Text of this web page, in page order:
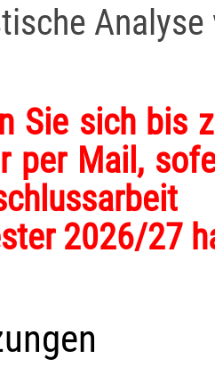
Sie sich bis
per Mail,
2026/27